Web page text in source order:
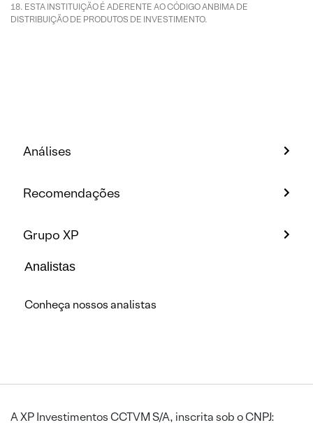
ESTA INSTITUIÇÃO É ADERENTE AO CÓDIGO ANBIMA DE
DISTRIBUIÇÃO DE PRODUTOS DE INVESTIMENTO.
Análises
Recomendações
Grupo XP
Analistas
Conheça nossos analistas
A XP Investimentos CCTVM S/A, inscrita sob o CNPJ: